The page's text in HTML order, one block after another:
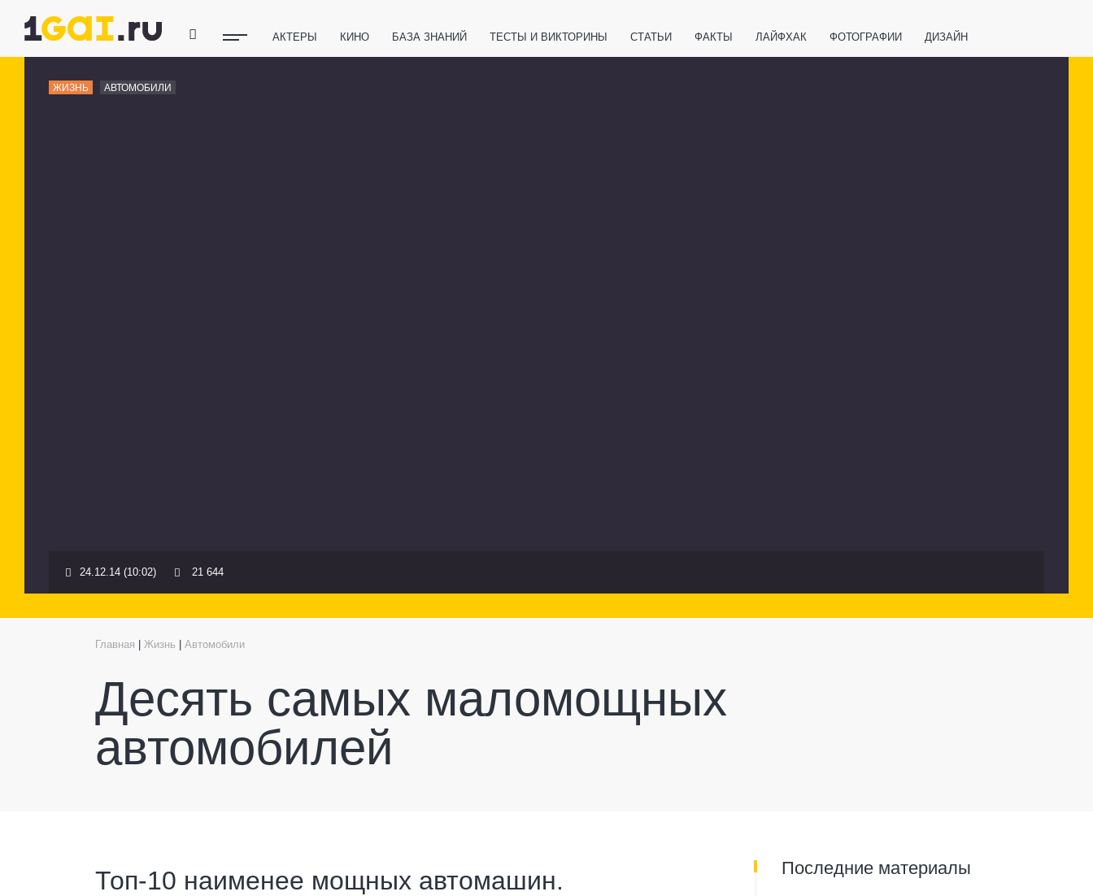
АКТЕРЫ КИНО БАЗА ЗНАНИЙ ТЕСТЫ И ВИКТОРИНЫ СТАТЬИ ФАКТЫ ЛАЙФХАК ФОТОГРАФИИ ДИЗАЙН
ЖИЗНЬ АВТОМОБИЛИ
24.12.14 (10:02) 21 644
Главная Жизнь Автомобили
Десять самых маломощных
автомобилей
Топ-10 наименее мощных автомашин. Последние материалы